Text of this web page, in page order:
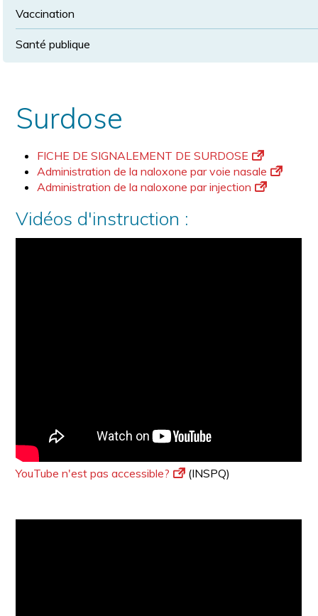
Vaccination
Santé publique
Surdose
FICHE DE SIGNALEMENT DE SURDOSE
Administration de la naloxone par voie nasale
Administration de la naloxone par injection
Vidéos d'instruction :
YouTube n'est pas accessible? (INSPQ)